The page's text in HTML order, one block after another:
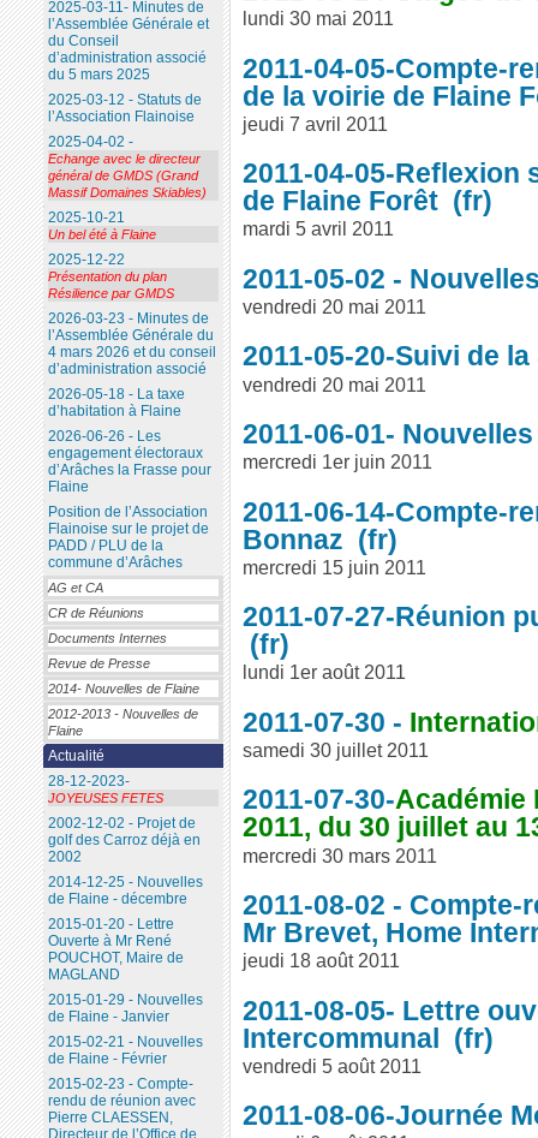
lundi 30 mai 2011
2011-04-05-Compte-
de la voirie de Flaine
jeudi 7 avril 2011
2011-04-05-Reflexion
de Flaine Forêt
mardi 5 avril 2011
2011-05-02 -
vendredi 20 mai 2011
2011-05-20-Suivi de
vendredi 20 mai 2011
2011-06-01-
mercredi 1er juin 2011
2011-06-14-Compte-
Bonnaz
mercredi 15 juin 2011
2011-07-27-Réunion
lundi 1er août 2011
2011-07-30 -
samedi 30 juillet 2011
2011-07-30-Académie
2011, du 30 juillet au
mercredi 30 mars 2011
2011-08-02 -
Mr Brevet, Home
jeudi 18 août 2011
2011-08-05- Lettre
Intercommunal
vendredi 5 août 2011
2011-08-06-Journée
2025-03-11- Minutes de
l’Assemblée Générale et
du Conseil
d’administration associé
du 5 mars 2025
2025-03-12 - Statuts de
l’Association Flainoise
2025-04-02 -
Echange avec le directeur
général de GMDS (Grand
Massif Domaines Skiables)
2025-10-21
Un bel été à Flaine
2025-12-22
Présentation du plan
Résilience par GMDS
2026-03-23 - Minutes de
l’Assemblée Générale du
4 mars 2026 et du conseil
d’administration associé
2026-05-18 - La taxe
d’habitation à Flaine
2026-06-26 - Les
engagement électoraux
d’Arâches la Frasse pour
Flaine
Position de l’Association
Flainoise sur le projet de
PADD / PLU de la
commune d’Arâches
AG et CA
CR de Réunions
Documents Internes
Revue de Presse
2014- Nouvelles de Flaine
2012-2013 - Nouvelles de
Flaine
Actualité
28-12-2023-
JOYEUSES FETES
2002-12-02 - Projet de
golf des Carroz déjà en
2002
2014-12-25 - Nouvelles
de Flaine - décembre
2015-01-20 - Lettre
Ouverte à Mr René
POUCHOT, Maire de
MAGLAND
2015-01-29 - Nouvelles
de Flaine - Janvier
2015-02-21 - Nouvelles
de Flaine - Février
2015-02-23 - Compte-
rendu de réunion avec
Pierre CLAESSEN,